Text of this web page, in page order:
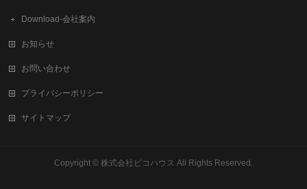
Download-会社案内
お知らせ
お問い合わせ
プライバシーポリシー
サイトマップ
Copyright © 株式会社ピコハウス All Rights Reserved.